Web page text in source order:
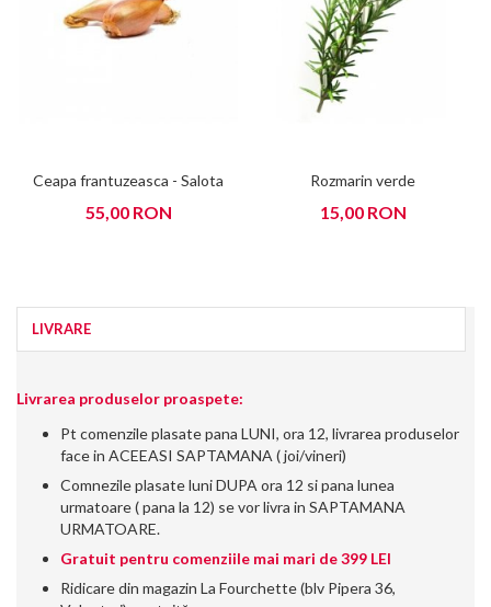
Ceapa frantuzeasca - Salota
55,00 RON
Rozmarin verde
15,00 RON
LIVRARE
Livrarea produselor proaspete:
Pt comenzile plasate pana LUNI, ora 12, livrarea produselor
face in ACEEASI SAPTAMANA ( joi/vineri)
Comnezile plasate luni DUPA ora 12 si pana lunea
urmatoare ( pana la 12) se vor livra in SAPTAMANA
URMATOARE.
Gratuit pentru comenziile mai mari de 399 LEI
Ridicare din magazin La Fourchette (blv Pipera 36,